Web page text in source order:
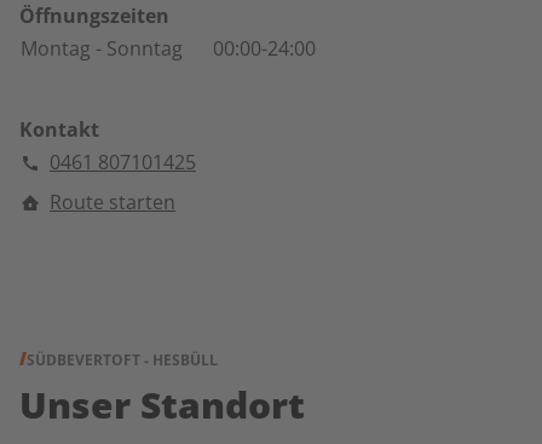
powered by
Management Platform
Öffnungszeiten
Montag - Sonntag 00:00-24:00
Kontakt
0461 807101425
Route starten
SÜDBEVERTOFT - HESBÜLL
Unser Standort